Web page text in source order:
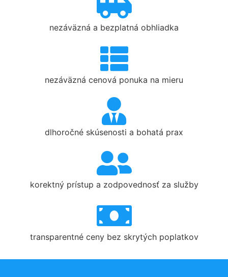
nezáväzná a bezplatná obhliadka
nezáväzná cenová ponuka na mieru
dlhoročné skúsenosti a bohatá prax
korektný prístup a zodpovednosť za služby
transparentné ceny bez skrytých poplatkov